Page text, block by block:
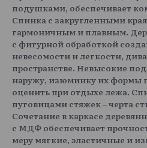
подушками, обеспечивает
Спинка с закругленными
гармоничным и плавным.
с фигурной обработкой
невесомости и легкости,
пространстве. Невысокие
наружу, изюминку их формы
оценить при отдыхе лежа.
пуговицами стяжек – черта
Сочетание в каркасе
с МДФ обеспечивает
меру мягкие, эластичные и